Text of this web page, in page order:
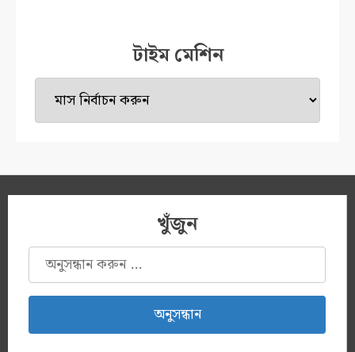
টাইম মেশিন
টাইম
মেশিন
খুঁজুন
অনুসন্ধানঃ